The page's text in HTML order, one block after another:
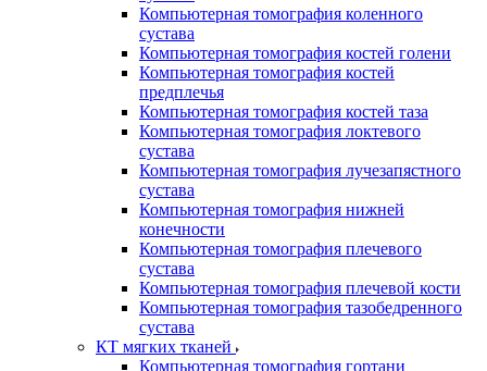
Компьютерная томография коленного
сустава
Компьютерная томография костей голени
Компьютерная томография костей
предплечья
Компьютерная томография костей таза
Компьютерная томография локтевого
сустава
Компьютерная томография лучезапястного
сустава
Компьютерная томография нижней
конечности
Компьютерная томография плечевого
сустава
Компьютерная томография плечевой кости
Компьютерная томография тазобедренного
сустава
КТ мягких тканей
Компьютерная томография гортани